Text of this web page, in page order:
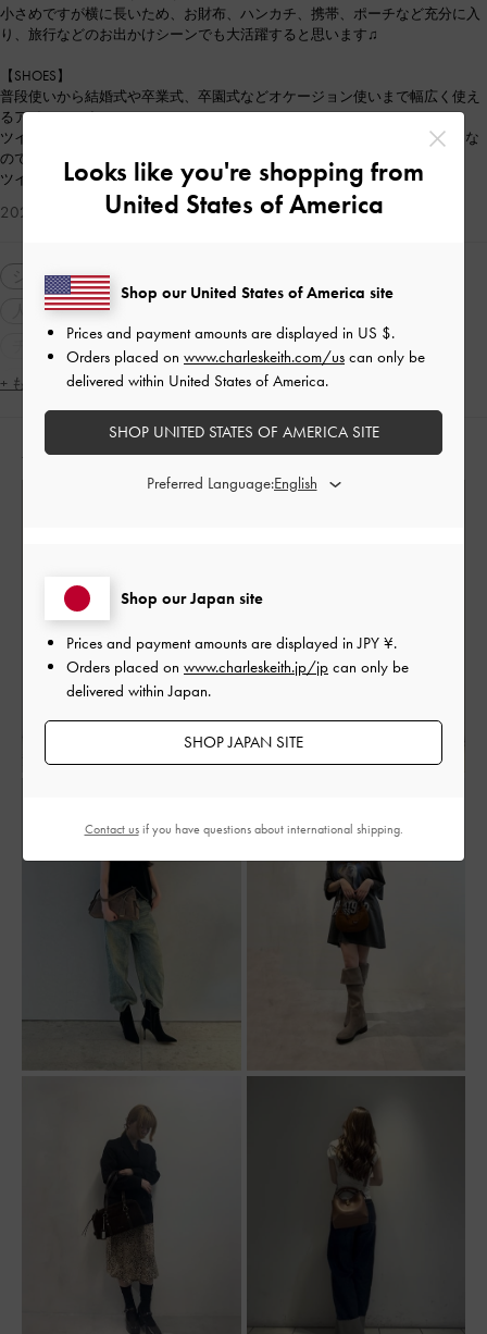
小さめですが横に長いため、お財布、ハンカチ、携帯、ポーチなど充分に入
り、旅行などのお出かけシーンでも大活躍すると思います♫
【SHOES】
普段使いから結婚式や卒業式、卒園式などオケージョン使いまで幅広く使え
るアイテムです！
ツイードがとてもかわいいパンプスで、ヒールは4.2㎝と程良い高さ&太めな
ので安定感があり、とても歩きやすいです！
ツイード素材なので秋から春まで長く使えるデザインです❤︎
2026-02-16 にアップロード
シューズ
人気アイテム
チャンキーヒール
太ヒール 休日コーデ
旅行
デート
女子会
+ もっと見る
人気のコーディネート
Looks like you're shopping from
United States of America
Shop our Japan site
Prices and payment amounts are displayed inJPY ¥.
Orders placed on www.charleskeith.jp/jp can only be
delivered within Japan.
SHOP JAPAN SITE
Shop our United States of America site
Prices and payment amounts are displayed in US $.
Orders placed on www.charleskeith.com/us can only be
delivered within United States of America.
SHOP UNITED STATES OF AMERICA SITE
Preferred Language:
Contact usif you have questions about international shipping.